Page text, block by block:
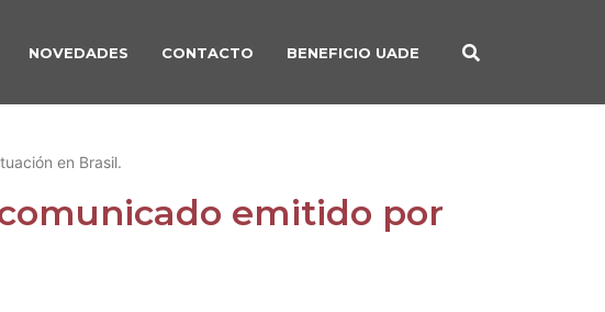
NOVEDADES CONTACTO BENEFICIO UADE
en Brasil.
emitido por